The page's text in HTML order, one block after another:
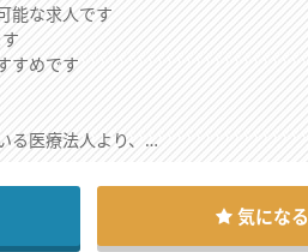
能な求人です
すめです
る医療法人より、
ります。
ください。
気になる